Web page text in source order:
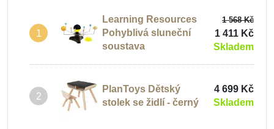
1
Learning Resources
Pohyblivá sluneční
soustava
1 568 Kč
1 411 Kč
Skladem
2
PlanToys Dětský
stolek se židlí - černý
4 699 Kč
Skladem